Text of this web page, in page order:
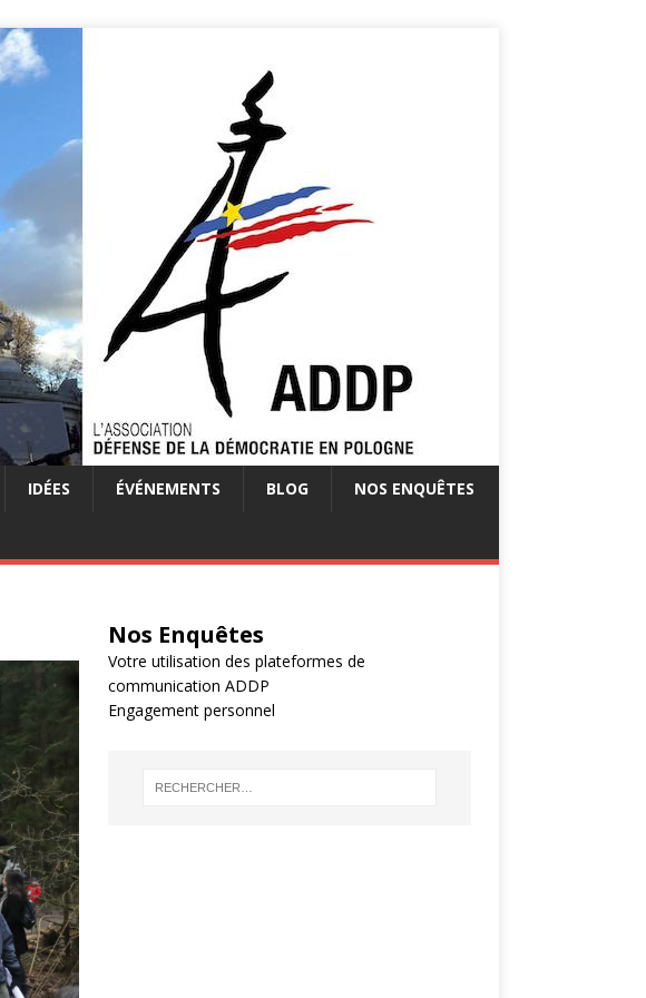
IDÉES ÉVÉNEMENTS BLOG NOS ENQUÊTES
Nos Enquêtes
Votre utilisation des plateformes de
communication ADDP
Engagement personnel